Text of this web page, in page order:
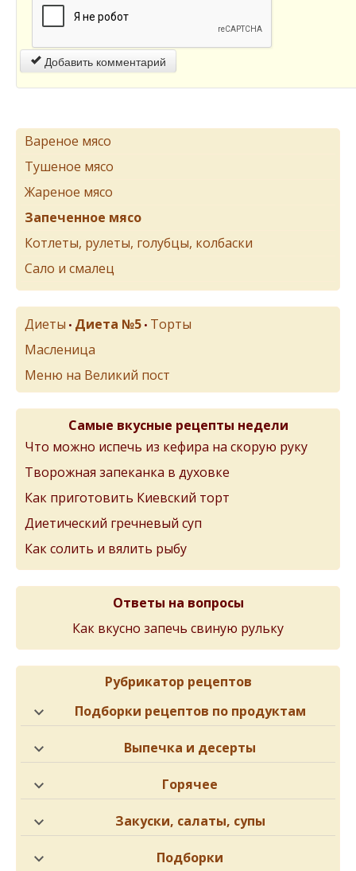
Добавить комментарий
Вареное мясо
Тушеное мясо
Жареное мясо
Запеченное мясо
Котлеты, рулеты, голубцы, колбаски
Сало и смалец
Диеты • Диета №5 • Торты
Масленица
Меню на Великий пост
Самые вкусные рецепты недели
Что можно испечь из кефира на скорую руку
Творожная запеканка в духовке
Как приготовить Киевский торт
Диетический гречневый суп
Как солить и вялить рыбу
Ответы на вопросы
Как вкусно запечь свиную рульку
Рубрикатор рецептов
Подборки рецептов по продуктам
Выпечка и десерты
Горячее
Закуски, салаты, супы
Подборки